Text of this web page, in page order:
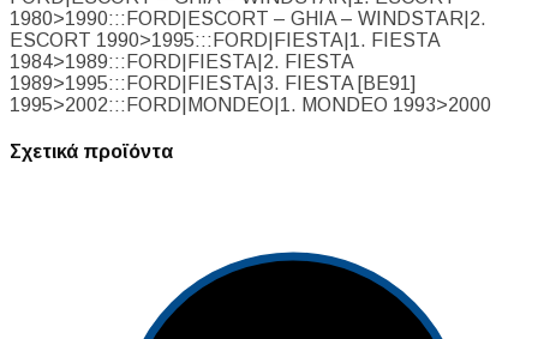
1980>1990:::FORD|ESCORT – GHIA – WINDSTAR|2.
ESCORT 1990>1995:::FORD|FIESTA|1. FIESTA
1984>1989:::FORD|FIESTA|2. FIESTA
1989>1995:::FORD|FIESTA|3. FIESTA [BE91]
1995>2002:::FORD|MONDEO|1. MONDEO 1993>2000
Σχετικά προϊόντα